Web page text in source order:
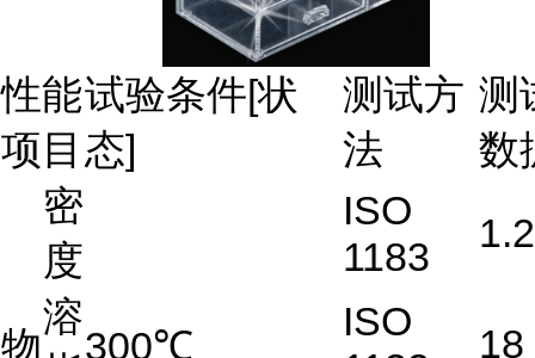
性能
项目
试验条件[状
态]
测试方
法
测
数
物
密
度
ISO
1183
1.2
溶
300℃
ISO
18